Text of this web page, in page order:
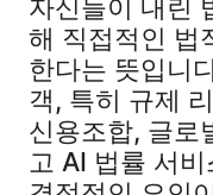
자신들이 내린
해 직접적인 법
한다는 뜻입니
객, 특히 규제
신용조합, 글로
고 AI 법률 서